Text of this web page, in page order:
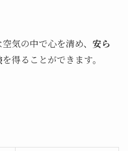
気の中で心を清め、 安ら
を得ることができます。